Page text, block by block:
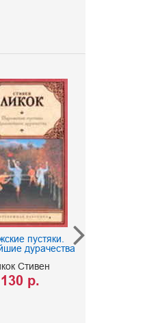
пустяки.
дурачества
Стивен
130 р.